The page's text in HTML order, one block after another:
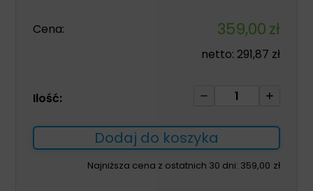
Cena: 359,00zł
netto: 291,87 zł
Ilość:
ilość
medyczny
GAIA
męski
Dodaj do koszyka
Najniższa cena z ostatnich 30 dni: 359,00 zł